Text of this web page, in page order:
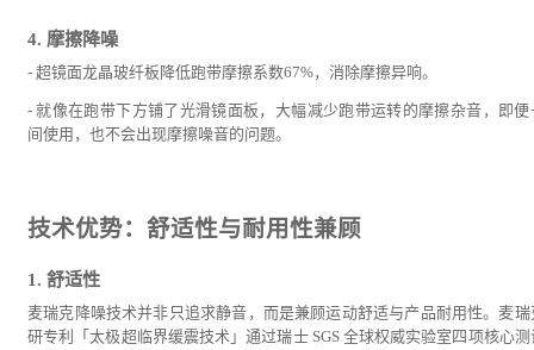
4. 摩擦降噪
- 超镜面龙晶玻纤板降低跑带摩擦系数67%，消除摩擦异响。
- 就像在跑带下方铺了光滑镜面板，大幅减少跑带运转的摩擦杂音，即便
间使用，也不会出现摩擦噪音的问题。
技术优势：舒适性与耐用性兼顾
1. 舒适性
麦瑞克降噪技术并非只追求静音，而是兼顾运动舒适与产品耐用性。麦瑞
研专利「太极超临界缓震技术」通过瑞士 SGS 全球权威实验室四项核心测